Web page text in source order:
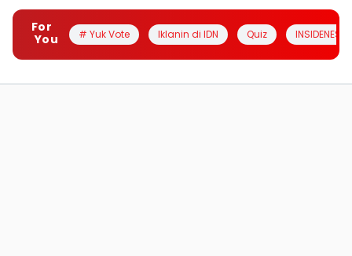
For
You
# Yuk Vote Iklanin di IDN Quiz INSIDENESIA